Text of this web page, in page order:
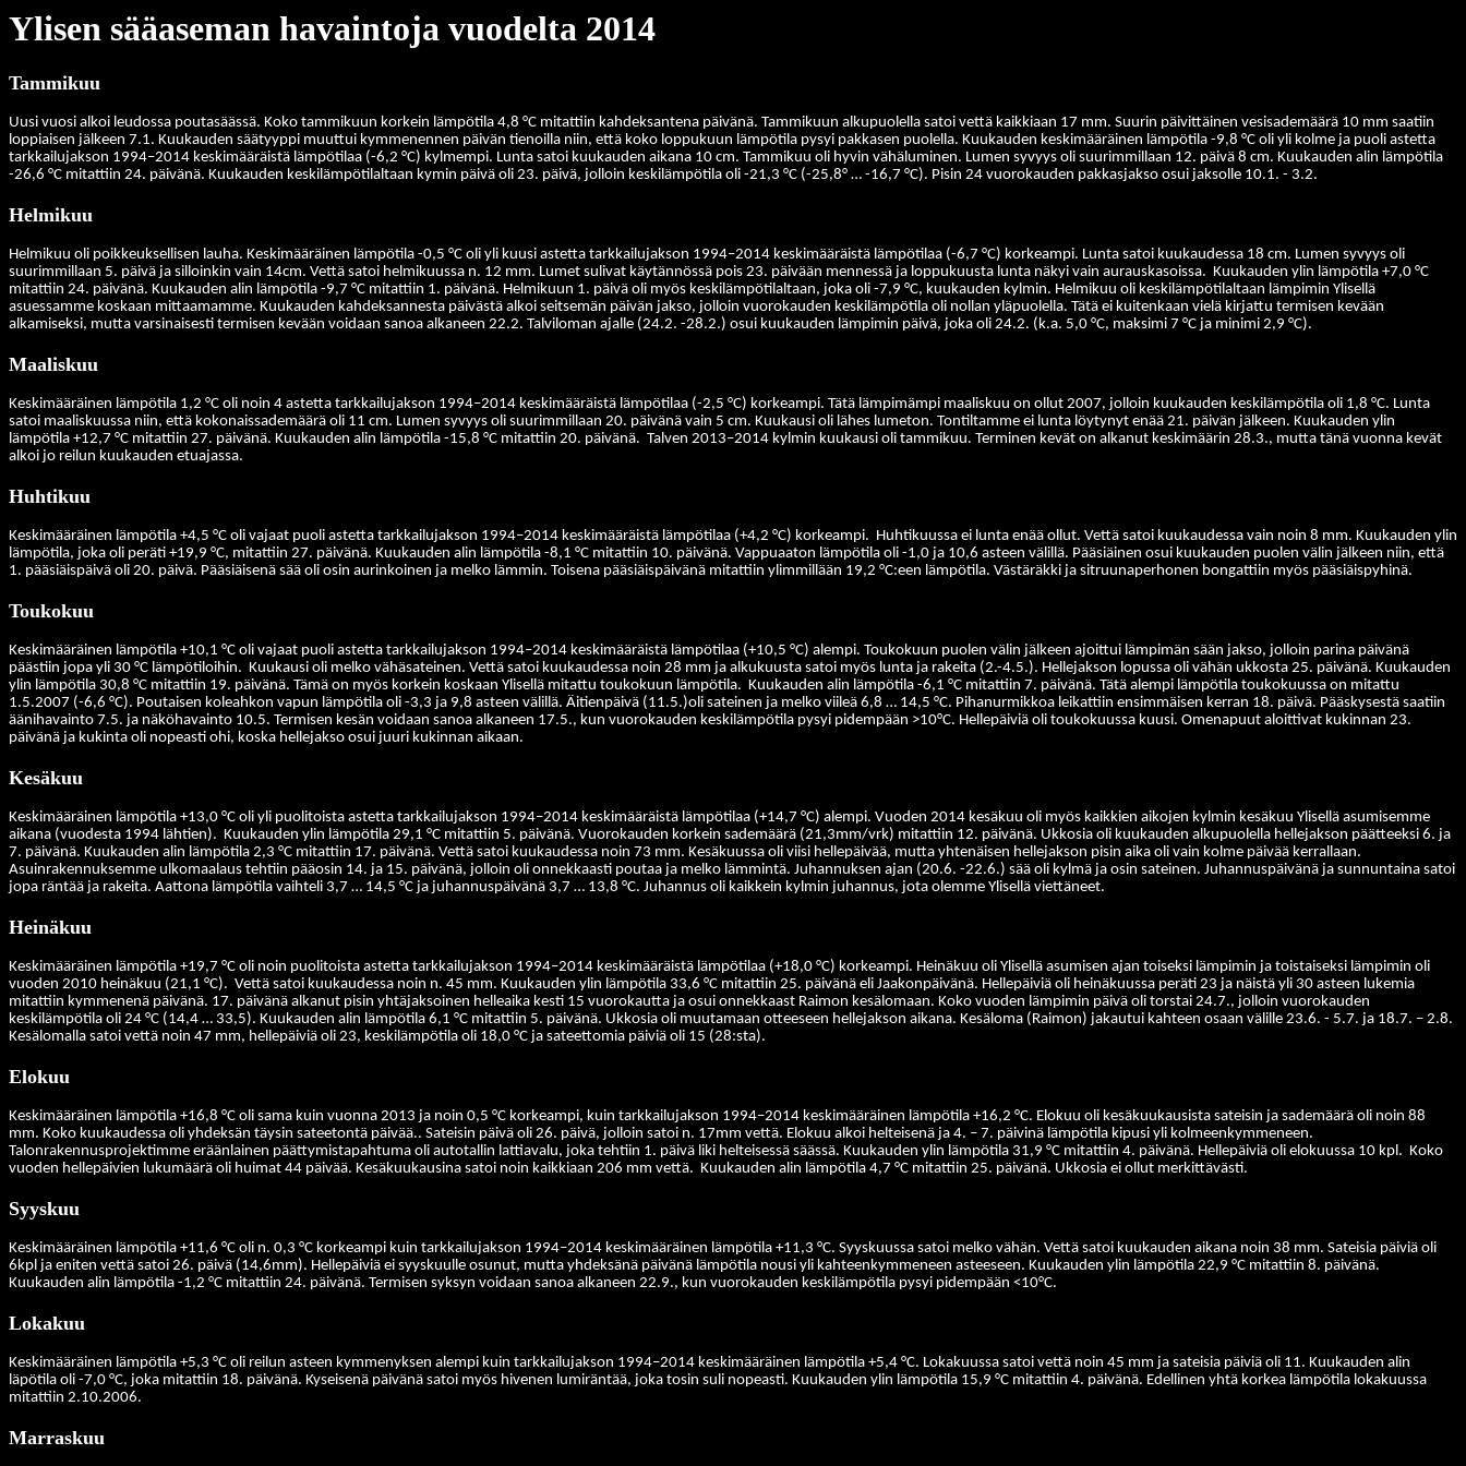
Ylisen sääaseman havaintoja vuodelta 2014
Tammikuu
Uusi vuosi alkoi leudossa poutasäässä. Koko tammikuun korkein lämpötila 4,8 °C mitattiin kahdeksantena päivänä. Tammikuun alkupuolella satoi vettä kaikkiaan 17 mm. Suurin päivittäinen vesisademäärä 10 mm saatiin
loppiaisen jälkeen 7.1. Kuukauden säätyyppi muuttui kymmenennen päivän tienoilla niin, että koko loppukuun lämpötila pysyi pakkasen puolella. Kuukauden keskimääräinen lämpötila -9,8 °C oli yli kolme ja puoli astetta
tarkkailujakson 1994–2014 keskimääräistä lämpötilaa (-6,2 °C) kylmempi. Lunta satoi kuukauden aikana 10 cm. Tammikuu oli hyvin vähäluminen. Lumen syvyys oli suurimmillaan 12. päivä 8 cm. Kuukauden alin lämpötila
-26,6 °C mitattiin 24. päivänä. Kuukauden keskilämpötilaltaan kymin päivä oli 23. päivä, jolloin keskilämpötila oli -21,3 °C (-25,8° … -16,7 °C). Pisin 24 vuorokauden pakkasjakso osui jaksolle 10.1. - 3.2.
Helmikuu
Helmikuu oli poikkeuksellisen lauha. Keskimääräinen lämpötila -0,5 °C oli yli kuusi astetta tarkkailujakson 1994–2014 keskimääräistä lämpötilaa (-6,7 °C) korkeampi. Lunta satoi kuukaudessa 18 cm. Lumen syvyys oli
suurimmillaan 5. päivä ja silloinkin vain 14cm. Vettä satoi helmikuussa n. 12 mm. Lumet sulivat käytännössä pois 23. päivään mennessä ja loppukuusta lunta näkyi vain aurauskasoissa. Kuukauden ylin lämpötila +7,0 °C
mitattiin 24. päivänä. Kuukauden alin lämpötila -9,7 °C mitattiin 1. päivänä. Helmikuun 1. päivä oli myös keskilämpötilaltaan, joka oli -7,9 °C, kuukauden kylmin. Helmikuu oli keskilämpötilaltaan lämpimin Ylisellä
asuessamme koskaan mittaamamme. Kuukauden kahdeksannesta päivästä alkoi seitsemän päivän jakso, jolloin vuorokauden keskilämpötila oli nollan yläpuolella. Tätä ei kuitenkaan vielä kirjattu termisen kevään
alkamiseksi, mutta varsinaisesti termisen kevään voidaan sanoa alkaneen 22.2. Talviloman ajalle (24.2. -28.2.) osui kuukauden lämpimin päivä, joka oli 24.2. (k.a. 5,0 °C, maksimi 7 °C ja minimi 2,9 °C).
Maaliskuu
Keskimääräinen lämpötila 1,2 °C oli noin 4 astetta tarkkailujakson 1994–2014 keskimääräistä lämpötilaa (-2,5 °C) korkeampi. Tätä lämpimämpi maaliskuu on ollut 2007, jolloin kuukauden keskilämpötila oli 1,8 °C. Lunta
satoi maaliskuussa niin, että kokonaissademäärä oli 11 cm. Lumen syvyys oli suurimmillaan 20. päivänä vain 5 cm. Kuukausi oli lähes lumeton. Tontiltamme ei lunta löytynyt enää 21. päivän jälkeen. Kuukauden ylin
lämpötila +12,7 °C mitattiin 27. päivänä. Kuukauden alin lämpötila -15,8 °C mitattiin 20. päivänä. Talven 2013–2014 kylmin kuukausi oli tammikuu. Terminen kevät on alkanut keskimäärin 28.3., mutta tänä vuonna kevät
alkoi jo reilun kuukauden etuajassa.
Huhtikuu
Keskimääräinen lämpötila +4,5 °C oli vajaat puoli astetta tarkkailujakson 1994–2014 keskimääräistä lämpötilaa (+4,2 °C) korkeampi. Huhtikuussa ei lunta enää ollut. Vettä satoi kuukaudessa vain noin 8 mm. Kuukauden ylin
lämpötila, joka oli peräti +19,9 °C, mitattiin 27. päivänä. Kuukauden alin lämpötila -8,1 °C mitattiin 10. päivänä. Vappuaaton lämpötila oli -1,0 ja 10,6 asteen välillä. Pääsiäinen osui kuukauden puolen välin jälkeen niin, että
1. pääsiäispäivä oli 20. päivä. Pääsiäisenä sää oli osin aurinkoinen ja melko lämmin. Toisena pääsiäispäivänä mitattiin ylimmillään 19,2 °C:een lämpötila. Västäräkki ja sitruunaperhonen bongattiin myös pääsiäispyhinä.
Toukokuu
Keskimääräinen lämpötila +10,1 °C oli vajaat puoli astetta tarkkailujakson 1994–2014 keskimääräistä lämpötilaa (+10,5 °C) alempi. Toukokuun puolen välin jälkeen ajoittui lämpimän sään jakso, jolloin parina päivänä
päästiin jopa yli 30 °C lämpötiloihin. Kuukausi oli melko vähäsateinen. Vettä satoi kuukaudessa noin 28 mm ja alkukuusta satoi myös lunta ja rakeita (2.-4.5.). Hellejakson lopussa oli vähän ukkosta 25. päivänä. Kuukauden
ylin lämpötila 30,8 °C mitattiin 19. päivänä. Tämä on myös korkein koskaan Ylisellä mitattu toukokuun lämpötila. Kuukauden alin lämpötila -6,1 °C mitattiin 7. päivänä. Tätä alempi lämpötila toukokuussa on mitattu
1.5.2007 (-6,6 °C). Poutaisen koleahkon vapun lämpötila oli -3,3 ja 9,8 asteen välillä. Äitienpäivä (11.5.)oli sateinen ja melko viileä 6,8 … 14,5 °C. Pihanurmikkoa leikattiin ensimmäisen kerran 18. päivä. Pääskysestä saatiin
äänihavainto 7.5. ja näköhavainto 10.5. Termisen kesän voidaan sanoa alkaneen 17.5., kun vuorokauden keskilämpötila pysyi pidempään >10°C. Hellepäiviä oli toukokuussa kuusi. Omenapuut aloittivat kukinnan 23.
päivänä ja kukinta oli nopeasti ohi, koska hellejakso osui juuri kukinnan aikaan.
Kesäkuu
Keskimääräinen lämpötila +13,0 °C oli yli puolitoista astetta tarkkailujakson 1994–2014 keskimääräistä lämpötilaa (+14,7 °C) alempi. Vuoden 2014 kesäkuu oli myös kaikkien aikojen kylmin kesäkuu Ylisellä asumisemme
aikana (vuodesta 1994 lähtien). Kuukauden ylin lämpötila 29,1 °C mitattiin 5. päivänä. Vuorokauden korkein sademäärä (21,3mm/vrk) mitattiin 12. päivänä. Ukkosia oli kuukauden alkupuolella hellejakson päätteeksi 6. ja
7. päivänä. Kuukauden alin lämpötila 2,3 °C mitattiin 17. päivänä. Vettä satoi kuukaudessa noin 73 mm. Kesäkuussa oli viisi hellepäivää, mutta yhtenäisen hellejakson pisin aika oli vain kolme päivää kerrallaan.
Asuinrakennuksemme ulkomaalaus tehtiin pääosin 14. ja 15. päivänä, jolloin oli onnekkaasti poutaa ja melko lämmintä. Juhannuksen ajan (20.6. -22.6.) sää oli kylmä ja osin sateinen. Juhannuspäivänä ja sunnuntaina satoi
jopa räntää ja rakeita. Aattona lämpötila vaihteli 3,7 … 14,5 °C ja juhannuspäivänä 3,7 … 13,8 °C. Juhannus oli kaikkein kylmin juhannus, jota olemme Ylisellä viettäneet.
Heinäkuu
Keskimääräinen lämpötila +19,7 °C oli noin puolitoista astetta tarkkailujakson 1994–2014 keskimääräistä lämpötilaa (+18,0 °C) korkeampi. Heinäkuu oli Ylisellä asumisen ajan toiseksi lämpimin ja toistaiseksi lämpimin oli
vuoden 2010 heinäkuu (21,1 °C). Vettä satoi kuukaudessa noin n. 45 mm. Kuukauden ylin lämpötila 33,6 °C mitattiin 25. päivänä eli Jaakonpäivänä. Hellepäiviä oli heinäkuussa peräti 23 ja näistä yli 30 asteen lukemia
mitattiin kymmenenä päivänä. 17. päivänä alkanut pisin yhtäjaksoinen helleaika kesti 15 vuorokautta ja osui onnekkaast Raimon kesälomaan. Koko vuoden lämpimin päivä oli torstai 24.7., jolloin vuorokauden
keskilämpötila oli 24 °C (14,4 … 33,5). Kuukauden alin lämpötila 6,1 °C mitattiin 5. päivänä. Ukkosia oli muutamaan otteeseen hellejakson aikana. Kesäloma (Raimon) jakautui kahteen osaan välille 23.6. - 5.7. ja 18.7. – 2.8.
Kesälomalla satoi vettä noin 47 mm, hellepäiviä oli 23, keskilämpötila oli 18,0 °C ja sateettomia päiviä oli 15 (28:sta).
Elokuu
Keskimääräinen lämpötila +16,8 °C oli sama kuin vuonna 2013 ja noin 0,5 °C korkeampi, kuin tarkkailujakson 1994–2014 keskimääräinen lämpötila +16,2 °C. Elokuu oli kesäkuukausista sateisin ja sademäärä oli noin 88
mm. Koko kuukaudessa oli yhdeksän täysin sateetontä päivää.. Sateisin päivä oli 26. päivä, jolloin satoi n. 17mm vettä. Elokuu alkoi helteisenä ja 4. – 7. päivinä lämpötila kipusi yli kolmeenkymmeneen.
Talonrakennusprojektimme eräänlainen päättymistapahtuma oli autotallin lattiavalu, joka tehtiin 1. päivä liki helteisessä säässä. Kuukauden ylin lämpötila 31,9 °C mitattiin 4. päivänä. Hellepäiviä oli elokuussa 10 kpl. Koko
vuoden hellepäivien lukumäärä oli huimat 44 päivää. Kesäkuukausina satoi noin kaikkiaan 206 mm vettä. Kuukauden alin lämpötila 4,7 °C mitattiin 25. päivänä. Ukkosia ei ollut merkittävästi.
Syyskuu
Keskimääräinen lämpötila +11,6 °C oli n. 0,3 °C korkeampi kuin tarkkailujakson 1994–2014 keskimääräinen lämpötila +11,3 °C. Syyskuussa satoi melko vähän. Vettä satoi kuukauden aikana noin 38 mm. Sateisia päiviä oli
6kpl ja eniten vettä satoi 26. päivä (14,6mm). Hellepäiviä ei syyskuulle osunut, mutta yhdeksänä päivänä lämpötila nousi yli kahteenkymmeneen asteeseen. Kuukauden ylin lämpötila 22,9 °C mitattiin 8. päivänä.
Kuukauden alin lämpötila -1,2 °C mitattiin 24. päivänä. Termisen syksyn voidaan sanoa alkaneen 22.9., kun vuorokauden keskilämpötila pysyi pidempään <10°C.
Lokakuu
Keskimääräinen lämpötila +5,3 °C oli reilun asteen kymmenyksen alempi kuin tarkkailujakson 1994–2014 keskimääräinen lämpötila +5,4 °C. Lokakuussa satoi vettä noin 45 mm ja sateisia päiviä oli 11. Kuukauden alin
läpötila oli -7,0 °C, joka mitattiin 18. päivänä. Kyseisenä päivänä satoi myös hivenen lumiräntää, joka tosin suli nopeasti. Kuukauden ylin lämpötila 15,9 °C mitattiin 4. päivänä. Edellinen yhtä korkea lämpötila lokakuussa
mitattiin 2.10.2006.
Marraskuu